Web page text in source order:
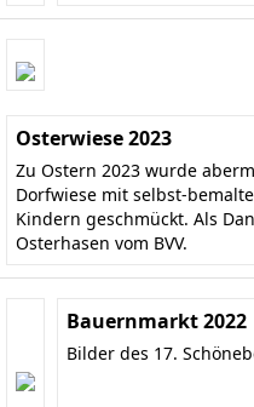
Osterwiese 2023
Zu Ostern 2023 wurde
Dorfwiese mit selbst-
Kindern geschmückt. Als
Osterhasen vom BVV.
Bauernmarkt 2022
Bilder des 17.